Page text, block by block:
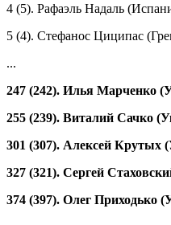
4 (5). Рафаэль Надаль
5 (4). Стефанос Циципас
...
247 (242). Илья Марченко
255 (239). Виталий Сачко
301 (307). Алексей Крутых
327 (321). Сергей
374 (397). Олег Приходько